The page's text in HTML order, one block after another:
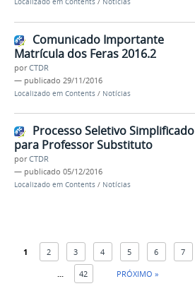
Comunicado Importante
Matrícula dos Feras 2016.2
porCTDR
— publicado 29/11/2016
Localizado em Contents / Notícias
Processo Seletivo Simplificado
para Professor Substituto
porCTDR
— publicado 05/12/2016
Localizado em Contents / Notícias
1 2 3 4 5 6 7
... 42 PRÓXIMO »